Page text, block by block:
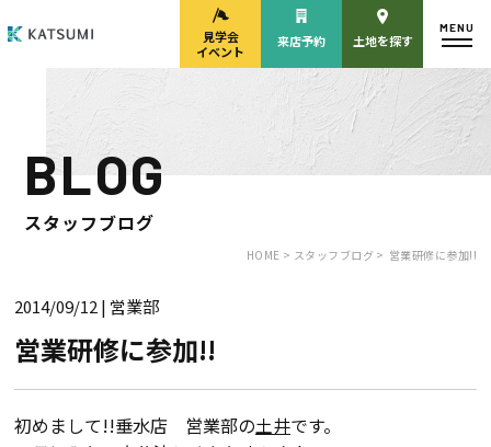
モデルハウス
来場予約
見学会・
来店予約
HOME
見学会
イベント
来店予約 土地を探す
MENU
BLOG
スタッフブログ
HOME > スタッフブログ > 営業研修に参加!!
2014/09/12 | 営業部
営業研修に参加!!
初めまして!!垂水店 営業部の土井です。